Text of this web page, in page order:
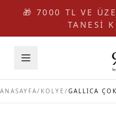
🎁 7000 TL VE
TANESİ
ANASAYFA/ KOLYE /GALLICA